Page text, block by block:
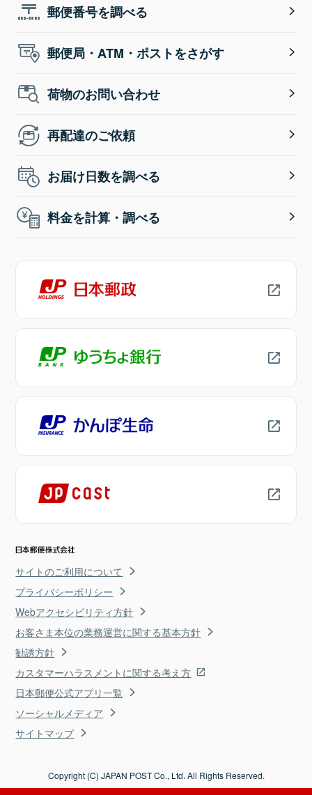
郵便番号を調べる
郵便局・ATM・ポストをさがす
荷物のお問い合わせ
再配達のご依頼
お届け日数を調べる
料金を計算・調べる
サイトのご利用について
プライバシーポリシー
Webアクセシビリティ方針
お客さま本位の業務運営に関する基本方針
勧誘方針
カスタマーハラスメントに関する考え方
日本郵便公式アプリ一覧
ソーシャルメディア
サイトマップ
Copyright (C) JAPAN POST Co., Ltd. All Rights Reserved.